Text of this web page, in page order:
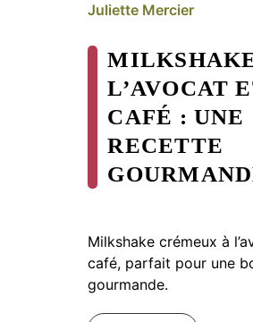
Juliette Mercier
L’AVOCAT
CAFÉ : UNE
RECETTE
Milkshake crémeux à
café, parfait pour une
gourmande.